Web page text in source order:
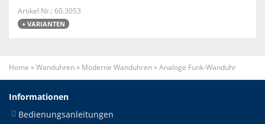
Artikel Nr.: 60.3053
+ VARIANTEN
Home »Wanduhren» Moderne Wanduhren»Analoge Funk-Wanduhr
Informationen
Bedienungsanleitungen